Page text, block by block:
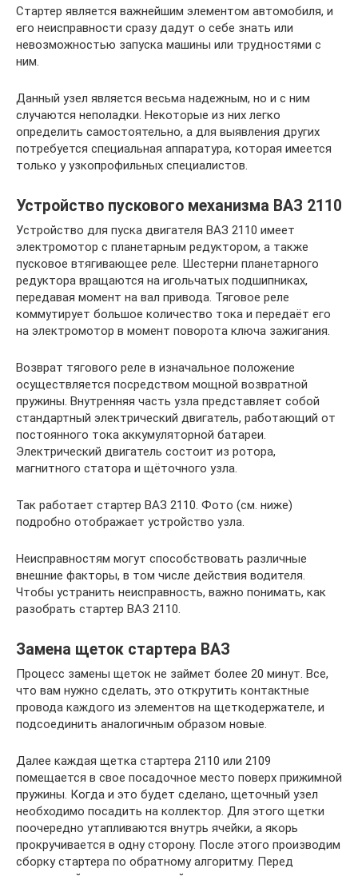
Стартер является важнейшим элементом автомобиля, и
его неисправности сразу дадут о себе знать или
невозможностью запуска машины или трудностями с
ним.
Данный узел является весьма надежным, но и с ним
случаются неполадки. Некоторые из них легко
определить самостоятельно, а для выявления других
потребуется специальная аппаратура, которая имеется
только у узкопрофильных специалистов.
Устройство пускового механизма ВАЗ 2110
Устройство для пуска двигателя ВАЗ 2110 имеет
электромотор с планетарным редуктором, а также
пусковое втягивающее реле. Шестерни планетарного
редуктора вращаются на игольчатых подшипниках,
передавая момент на вал привода. Тяговое реле
коммутирует большое количество тока и передаёт его
на электромотор в момент поворота ключа зажигания.
Возврат тягового реле в изначальное положение
осуществляется посредством мощной возвратной
пружины. Внутренняя часть узла представляет собой
стандартный электрический двигатель, работающий от
постоянного тока аккумуляторной батареи.
Электрический двигатель состоит из ротора,
магнитного статора и щёточного узла.
Так работает стартер ВАЗ 2110. Фото (см. ниже)
подробно отображает устройство узла.
Неисправностям могут способствовать различные
внешние факторы, в том числе действия водителя.
Чтобы устранить неисправность, важно понимать, как
разобрать стартер ВАЗ 2110.
Замена щеток стартера ВАЗ
Процесс замены щеток не займет более 20 минут. Все,
что вам нужно сделать, это открутить контактные
провода каждого из элементов на щеткодержателе, и
подсоединить аналогичным образом новые.
Далее каждая щетка стартера 2110 или 2109
помещается в свое посадочное место поверх прижимной
пружины. Когда и это будет сделано, щеточный узел
необходимо посадить на коллектор. Для этого щетки
поочередно утапливаются внутрь ячейки, а якорь
прокручивается в одну сторону. После этого производим
сборку стартера по обратному алгоритму. Перед